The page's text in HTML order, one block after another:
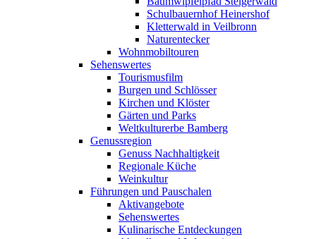
Schulbauernhof Heinershof
Kletterwald in Veilbronn
Naturentecker
Wohnmobiltouren
Sehenswertes
Tourismusfilm
Burgen und Schlösser
Kirchen und Klöster
Gärten und Parks
Weltkulturerbe Bamberg
Genussregion
Genuss Nachhaltigkeit
Regionale Küche
Weinkultur
Führungen und Pauschalen
Aktivangebote
Sehenswertes
Kulinarische Entdeckungen